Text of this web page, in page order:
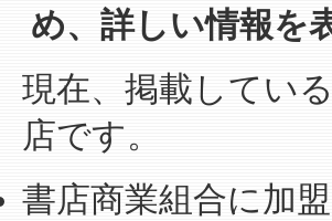
め、詳しい情報を
現在、掲載してい
店です。
書店商業組合に加